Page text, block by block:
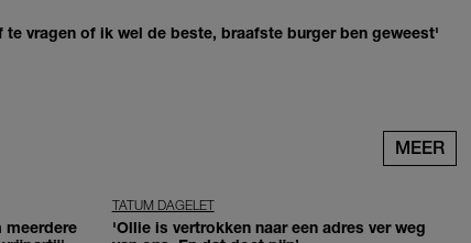
te vragen of ik wel de beste, braafste burger ben geweest'
MEER
meerdere
TATUM DAGELET
'Ollie is vertrokken naar een adres ver weg